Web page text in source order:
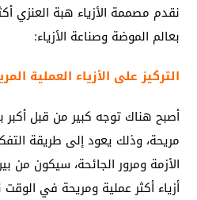
نقدم مصممة الأزياء هبة العنزي
بعالم الموضة وصناعة الأزياء:
التركيز على الأزياء العملية
أصبح هناك توجه كبير من قبل أكبر
مريحة، وذلك يعود إلى طريقة
الأزمة ومرور الجائحة، سيكون من
أزياء أكثر عملية ومريحة في